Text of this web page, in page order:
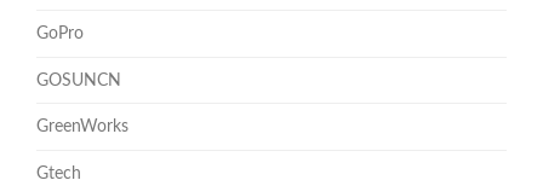
GoPro
GOSUNCN
GreenWorks
Gtech